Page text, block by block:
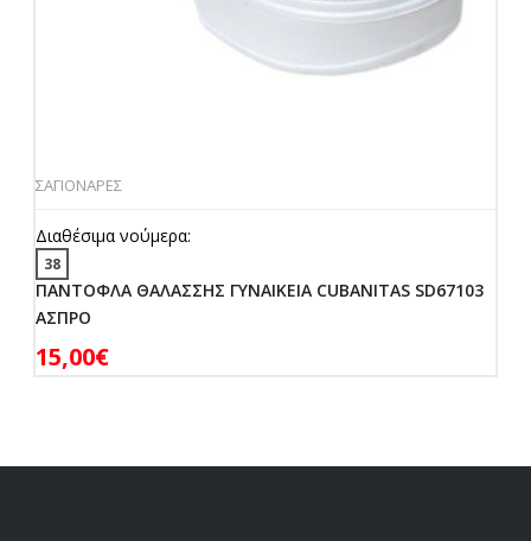
ΣΑΓΙΟΝΑΡΕΣ
Διαθέσιμα νούμερα:
38
ΠΑΝΤΟΦΛΑ ΘΑΛΑΣΣΗΣ ΓΥΝΑΙΚΕΙΑ CUBANITAS SD67103
ΑΣΠΡΟ
15,00€